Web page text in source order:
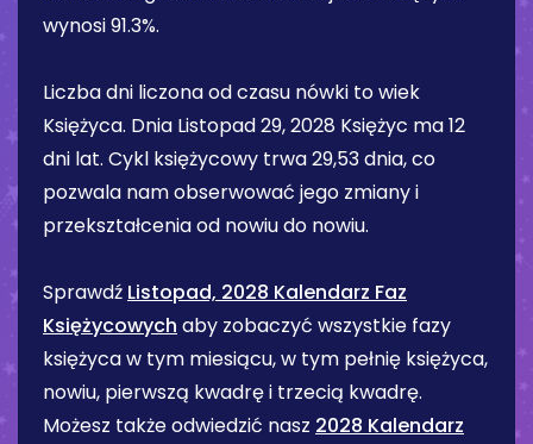
wynosi91.3%.
Liczba dni liczona od czasu nówki to wiek
Księżyca. Dnia Listopad 29, 2028 Księżyc ma12
dni lat. Cykl księżycowy trwa 29,53 dnia, co
pozwala nam obserwować jego zmiany i
przekształcenia od nowiu do nowiu.
Sprawdź Listopad, 2028 Kalendarz Faz
Księżycowych aby zobaczyć wszystkie fazy
księżyca w tym miesiącu, w tym pełnię księżyca,
nowiu, pierwszą kwadrę i trzecią kwadrę.
Możesz także odwiedzić nasz 2028 Kalendarz